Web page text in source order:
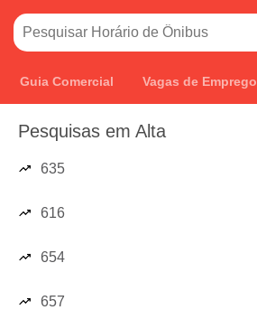
Guia Comercial Vagas de Emprego
Pesquisas em Alta
635
616
654
657